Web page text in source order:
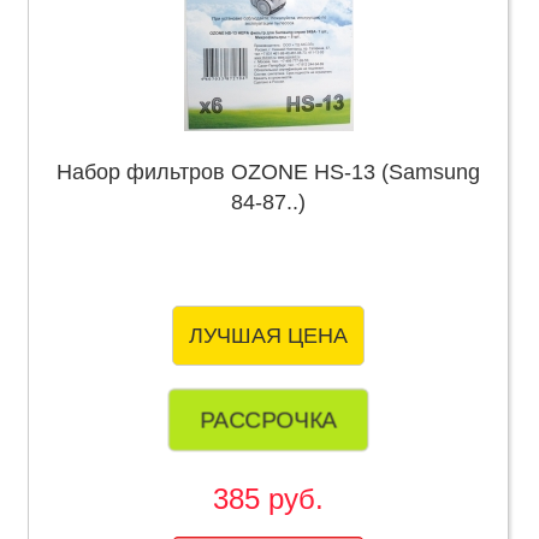
Набор фильтров OZONE HS-13 (Samsung
84-87..)
ЛУЧШАЯ ЦЕНА
РАССРОЧКА
385 руб.